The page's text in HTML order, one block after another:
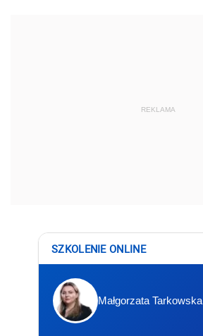
REKLAMA
SZKOLENIE ONLINE
Małgorzata Tarkowska